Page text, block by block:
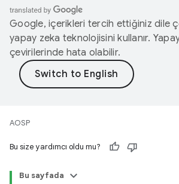
Google, içerikleri tercih ettiğiniz dile
yapay zeka teknolojisini kullanır.
çevirilerinde hata olabilir.
AOSP
Bu size yardımcı oldu mu?
Bu sayfada